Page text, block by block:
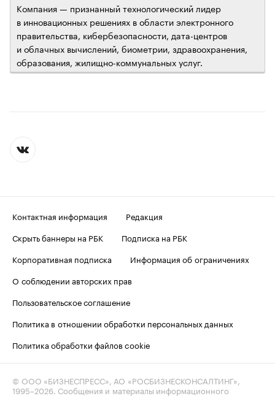
Компания — признанный технологический лидер
в инновационных решениях в области электронного
правительства, кибербезопасности, дата-центров
и облачных вычислений, биометрии, здравоохранения,
образования, жилищно-коммунальных услуг.
Контактная информация
Редакция
Скрыть баннеры на РБК
Подписка на РБК
Корпоративная подписка
Информация об ограничениях
О соблюдении авторских прав
Пользовательское соглашение
Политика в отношении обработки персональных данных
Политика обработки файлов cookie
© ООО «БИЗНЕСПРЕСС», АО «РОСБИЗНЕСКОНСАЛТИНГ»,
1995–2026 . Сообщения и материалы информационного